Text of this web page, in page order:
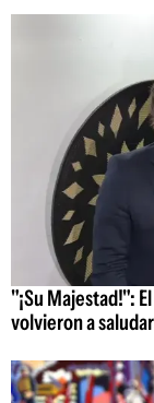
"¡Su Majestad!":
volvieron a